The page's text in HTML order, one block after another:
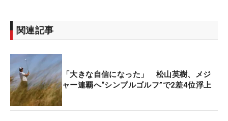
イロン・ネルソン
た。
すると、初日からエンジン全開。3アンダーまで伸
ばして2位タイ発進を決めると、この日は7番で約
12.5メートル、11番では約5.7メートルを沈めて2つ
のイーグルを奪取。15番、17番と終盤でボギーを叩
関連記事
「大きな自信になった」 松山英樹、メジ
ャー連覇へ“シンプルゴルフ”で2差4位浮上